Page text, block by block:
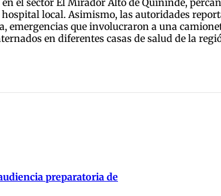
el sector El Mirador Alto de Quinindé,
local. Asimismo, las autoridades
emergencias que involucraron a una
en diferentes casas de salud de la
preparatoria de